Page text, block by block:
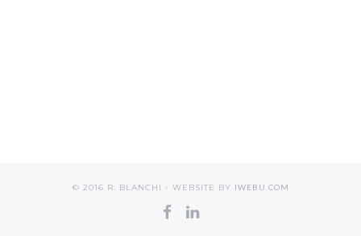
© 2016 R. BLANCHI - WEBSITE BY IWEBU.COM